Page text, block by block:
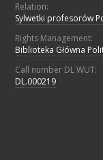
Relation:
Sylwetki profesorów
Rights Management:
Biblioteka Główna
Call number DL WUT:
DL.000219